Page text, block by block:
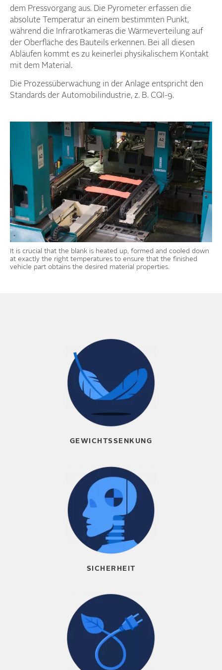
dem Pressvorgang aus. Die Pyrometer erfassen die
absolute Temperatur an einem bestimmten Punkt,
während die Infrarotkameras die Wärmeverteilung auf
der Oberfläche des Bauteils erkennen. Bei all diesen
Abläufen kommt es zu keinerlei physikalischem Kontakt
mit dem Material.
Die Prozessüberwachung in der Anlage entspricht den
Standards der Automobilindustrie, z. B. CQI-9.
It is crucial that the blank is heated up, formed and cooled down
at exactly the right temperatures to ensure that the finished
vehicle part obtains the desired material properties.
GEWICHTSSENKUNG
SICHERHEIT